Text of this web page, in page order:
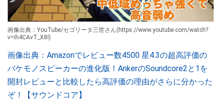
画像出典：YouTube/セゴリータ三世さん(https://www.youtube.com/watch?
v=ih4CAvT_X8I)
画像出典：Amazonでレビュー数4500 星4.3の超高評価の
バケモノスピーカーの進化版！AnkerのSoundcore2と1を
開封レビューと比較したら高評価の理由がさらに分かった
ぞ！【サウンドコア】